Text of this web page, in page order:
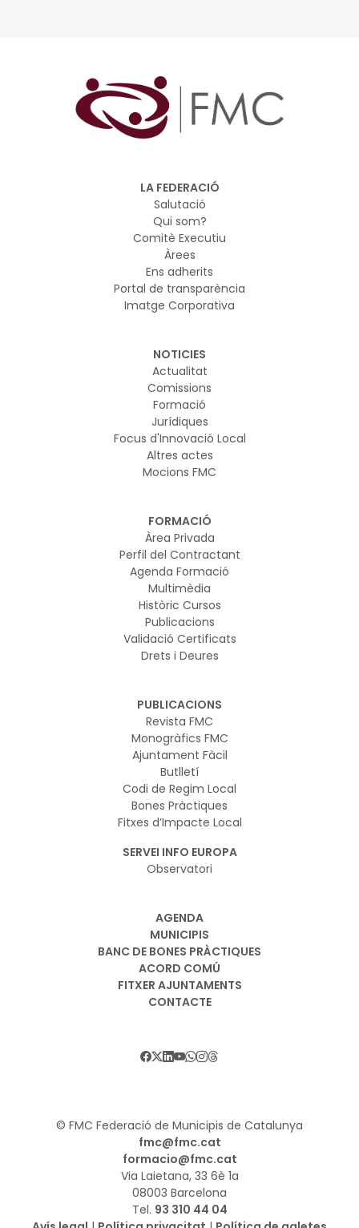
LA FEDERACIÓ
Salutació
Qui som?
Comitè Executiu
Àrees
Ens adherits
Portal de transparència
Imatge Corporativa
NOTICIES
Actualitat
Comissions
Formació
Jurídiques
Focus d'Innovació Local
Altres actes
Mocions FMC
FORMACIÓ
Àrea Privada
Perfil del Contractant
Agenda Formació
Multimèdia
Històric Cursos
Publicacions
Validació Certificats
Drets i Deures
PUBLICACIONS
Revista FMC
Monogràfics FMC
Ajuntament Fàcil
Butlletí
Codi de Regim Local
Bones Pràctiques
Fitxes d’Impacte Local
SERVEI INFO EUROPA
Observatori
AGENDA
MUNICIPIS
BANC DE BONES PRÀCTIQUES
ACORD COMÚ
FITXER AJUNTAMENTS
CONTACTE
© FMC Federació de Municipis de Catalunya
fmc@fmc.cat
formacio@fmc.cat
Via Laietana, 33 6è 1a
08003 Barcelona
Tel. 93 310 44 04